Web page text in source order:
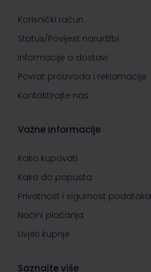
Korisnički račun
Status/Povijest narudžbi
Informacije o dostavi
Povrat proizvoda i reklamacije
Kontaktirajte nas
Važne informacije
Kako kupovati
Kako do popusta
Privatnost i sigurnost podataka
Načini plaćanja
Uvjeti kupnje
Saznajte više